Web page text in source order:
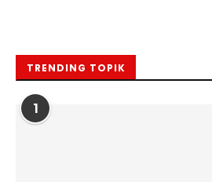
TRENDING TOPIK
1